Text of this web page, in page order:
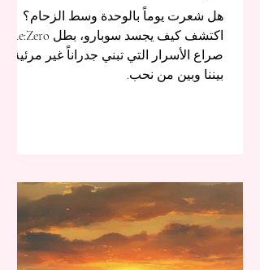
هل شعرت يوماً بالوحدة وسط الزحام؟
صراع الأسرار التي تبني جدراناً غير مرئية
بيننا وبين من نحب.